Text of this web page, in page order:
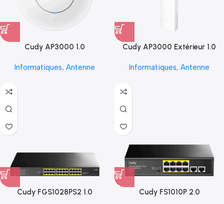
Cudy AP3000 1.0
Informatiques, Antenne
Cudy AP3000 Extérieur 1.0
Informatiques, Antenne
Cudy FGS1028PS2 1.0 Cudy FS1010P 2.0